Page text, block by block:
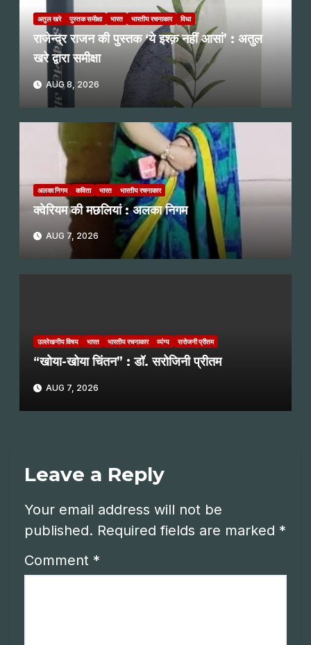
अतुल खरे पुस्तक समीक्षा भारत भारतीय रचनाकार विधा
राजेन्द्र राजन की पुस्तक ‘ये इश्क़ नहीं आसां’ : अतुल
खरे द्वारा समीक्षा
AUG 8, 2026
अलका निगम कविता भारत भारतीय रचनाकार
क्वेरियम की मछलियां : अलका निगम
AUG 7, 2026
उल्लेखनीय विषय भारत भारतीय रचनाकार व्यंग्य सरोजनी प्रीतम
“खोया-खोया चिंतन” : डॉ. सरोजिनी प्रीतम
AUG 7, 2026
Leave a Reply
Your email address will not be
published. Required fields are marked *
Comment *